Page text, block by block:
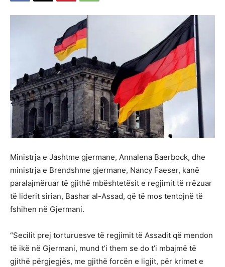
Ministrja e Jashtme gjermane, Annalena Baerbock, dhe
ministrja e Brendshme gjermane, Nancy Faeser, kanë
paralajmëruar të gjithë mbështetësit e regjimit të rrëzuar
të liderit sirian, Bashar al-Assad, që të mos tentojnë të
fshihen në Gjermani.
“Secilit prej torturuesve të regjimit të Assadit që mendon
të ikë në Gjermani, mund t’i them se do t’i mbajmë të
gjithë përgjegjës, me gjithë forcën e ligjit, për krimet e